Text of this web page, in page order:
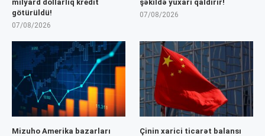
milyard dollarlıq kredit
götürüldü!
07/08/2026
şəkildə yuxarı qaldırır!
07/08/2026
Mizuho Amerika bazarları
Çinin xarici ticarət balansı